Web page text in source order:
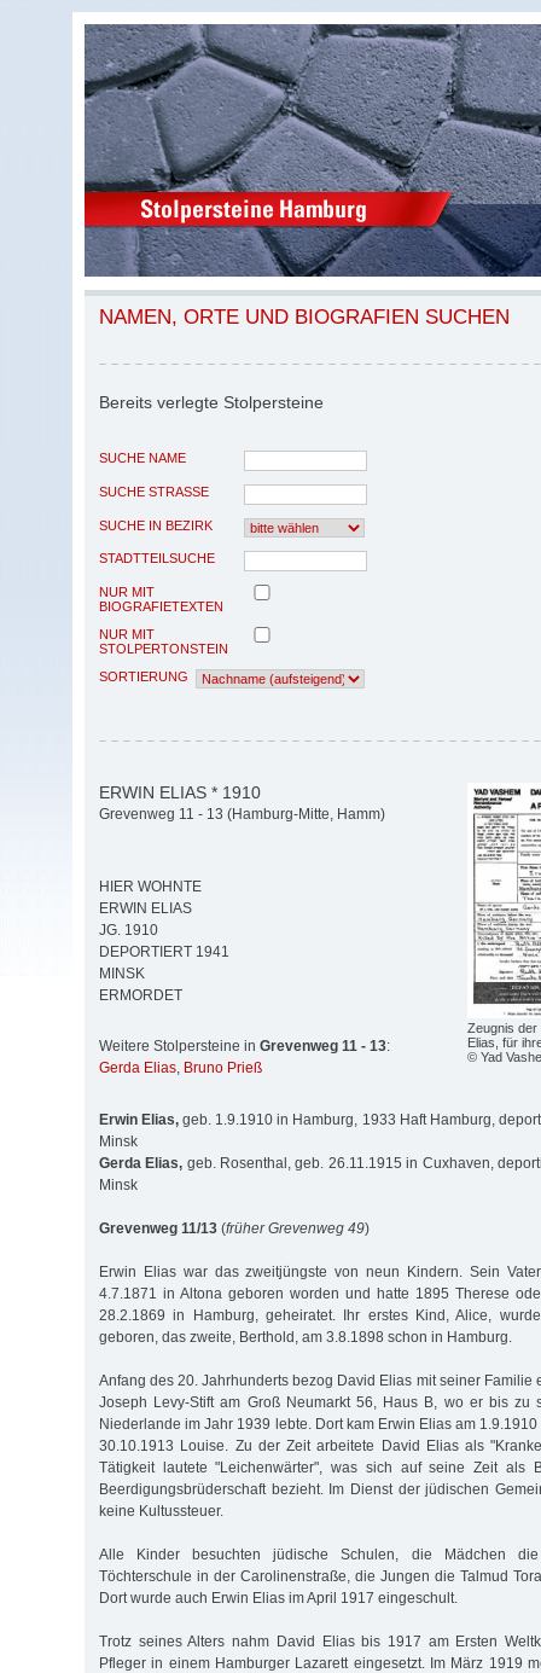
NAMEN, ORTE UND BIOGRAFIEN SUCHEN
Bereits verlegte Stolpersteine
SUCHE NAME
SUCHE STRASSE
SUCHE IN BEZIRK
STADTTEILSUCHE
NUR MIT
BIOGRAFIETEXTEN
NUR MIT
STOLPERTONSTEIN
SORTIERUNG
Zeugnis der
Elias, für
© Yad
ERWIN ELIAS * 1910
Grevenweg 11 - 13 (Hamburg-Mitte, Hamm)
HIER WOHNTE
ERWIN ELIAS
JG. 1910
DEPORTIERT 1941
MINSK
ERMORDET
Weitere Stolpersteine in Grevenweg 11 - 13:
Gerda Elias, Bruno Prieß
Erwin Elias, geb. 1.9.1910 in Hamburg, 1933 Haft Hamburg,
Minsk
Gerda Elias, geb. Rosenthal, geb. 26.11.1915 in Cuxhaven,
Minsk
Grevenweg 11/13 (früher Grevenweg 49)
Erwin Elias war das zweitjüngste von neun Kindern. Sein
4.7.1871 in Altona geboren worden und hatte 1895 Therese
28.2.1869 in Hamburg, geheiratet. Ihr erstes Kind, Alice,
geboren, das zweite, Berthold, am 3.8.1898 schon in Hamburg.
Anfang des 20. Jahrhunderts bezog David Elias mit seiner Familie
Joseph Levy-Stift am Groß Neumarkt 56, Haus B, wo er bis zu
Niederlande im Jahr 1939 lebte. Dort kam Erwin Elias am
30.10.1913 Louise. Zu der Zeit arbeitete David Elias als
Tätigkeit lautete "Leichenwärter", was sich auf seine Zeit als
Beerdigungsbrüderschaft bezieht. Im Dienst der jüdischen
keine Kultussteuer.
Alle Kinder besuchten jüdische Schulen, die Mädchen die
Töchterschule in der Carolinenstraße, die Jungen die Talmud
Dort wurde auch Erwin Elias im April 1917 eingeschult.
Trotz seines Alters nahm David Elias bis 1917 am Ersten
Pfleger in einem Hamburger Lazarett eingesetzt. Im März 1919